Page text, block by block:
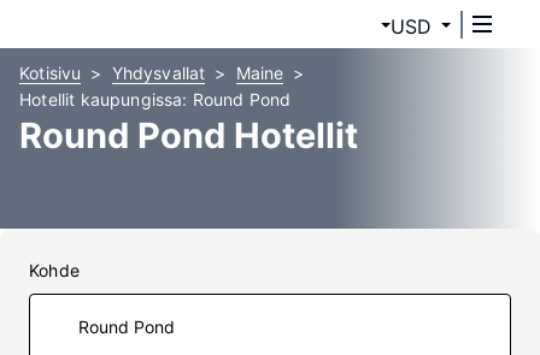
USD
Kotisivu Yhdysvallat
Maine
Hotellit kaupungissa: Round Pond
Round Pond Hotellit
Kohde